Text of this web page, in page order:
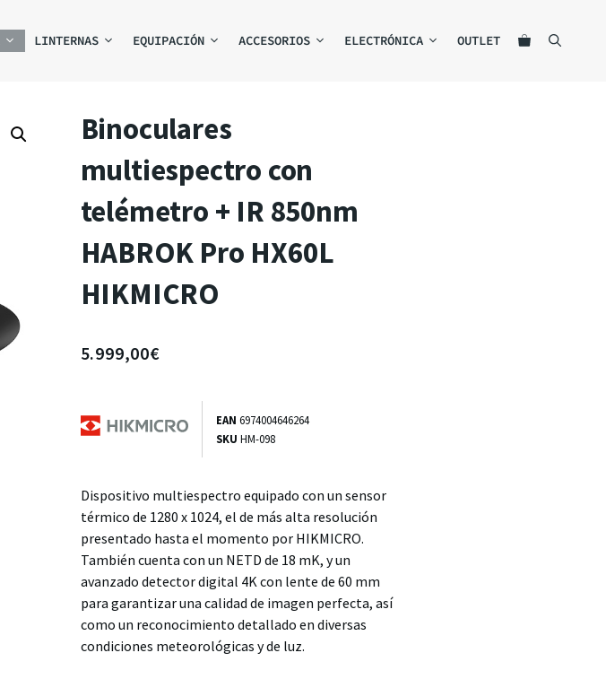
LINTERNAS EQUIPACIÓN ACCESORIOS ELECTRÓNICA OUTLET
Binoculares
multiespectro con
telémetro + IR 850nm
HABROK Pro HX60L
HIKMICRO
5.999,00€
EAN 6974004646264
SKU HM-098
Dispositivo multiespectro equipado con un sensor
térmico de 1280 x 1024, el de más alta resolución
presentado hasta el momento por HIKMICRO.
También cuenta con un NETD de 18 mK, y un
avanzado detector digital 4K con lente de 60 mm
para garantizar una calidad de imagen perfecta, así
como un reconocimiento detallado en diversas
condiciones meteorológicas y de luz.